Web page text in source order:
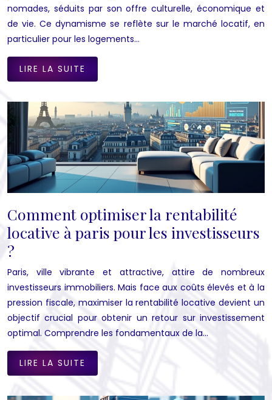
nomades, séduits par son offre culturelle, économique et
de vie. Ce dynamisme se reflète sur le marché locatif, en
particulier pour les logements…
LIRE LA SUITE
Comment optimiser la rentabilité
locative à paris pour les investisseurs
?
Paris, ville vibrante et attractive, attire de nombreux
investisseurs immobiliers. Mais face aux coûts élevés et à la
pression fiscale, maximiser la rentabilité locative devient un
objectif crucial pour obtenir un retour sur investissement
optimal. Comprendre les fondamentaux de la…
LIRE LA SUITE